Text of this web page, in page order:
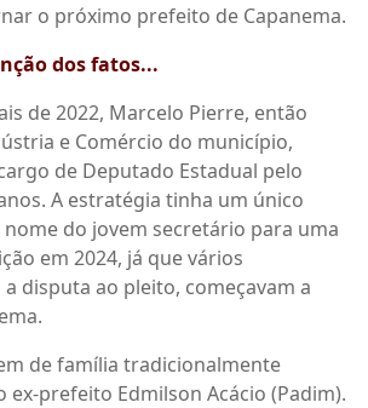
o próximo prefeito de Capanema.
dos fatos...
de 2022, Marcelo Pierre, então
e Comércio do município,
de Deputado Estadual pelo
A estratégia tinha um único
do jovem secretário para uma
em 2024, já que vários
disputa ao pleito, começavam a
de família tradicionalmente
ex-prefeito Edmilson Acácio (Padim).